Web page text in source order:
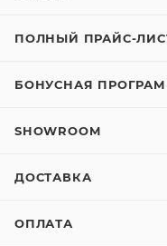
ПОЛНЫЙ ПРАЙС-
БОНУСНАЯ
SHOWROOM
ДОСТАВКА
ОПЛАТА